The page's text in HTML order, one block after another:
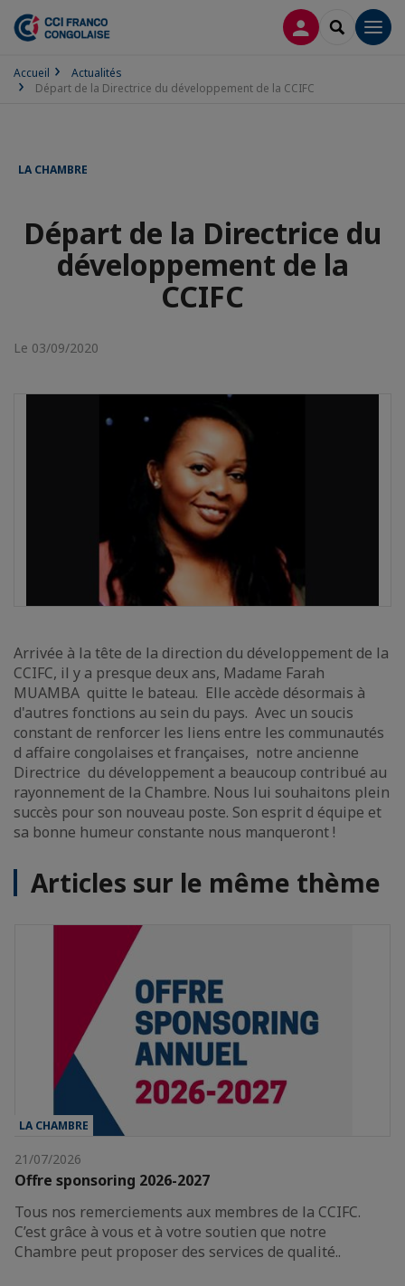
CONNEXION
Accueil
Actualités
Départ de la Directrice du développement de la CCIFC
LA CHAMBRE
Départ de la Directrice du
développement de la
CCIFC
Le 03/09/2020
Arrivée à la tête de la direction du développement de la
CCIFC, il y a presque deux ans, Madame Farah
MUAMBA quitte le bateau. Elle accède désormais à
d'autres fonctions au sein du pays. Avec un soucis
constant de renforcer les liens entre les communautés
d affaire congolaises et françaises, notre ancienne
Directrice du développement a beaucoup contribué au
rayonnement de la Chambre. Nous lui souhaitons plein
succès pour son nouveau poste. Son esprit d équipe et
sa bonne humeur constante nous manqueront !
Articles sur le même thème
LA CHAMBRE
21/07/2026
Offre sponsoring 2026-2027
Tous nos remerciements aux membres de la CCIFC.
C’est grâce à vous et à votre soutien que notre
Chambre peut proposer des services de qualité..